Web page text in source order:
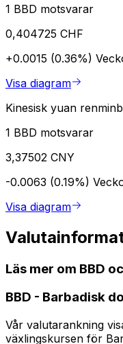
1 BBD motsvarar
0,404725 CHF
+0.0015 (0.36%)
Visa diagram
Kinesisk yuan
1 BBD motsvarar
3,37502 CNY
-0.0063 (0.19%)
Visa diagram
Läs mer om BBD
BBD - Barbadisk
Vår valutarankning
växlingskursen för